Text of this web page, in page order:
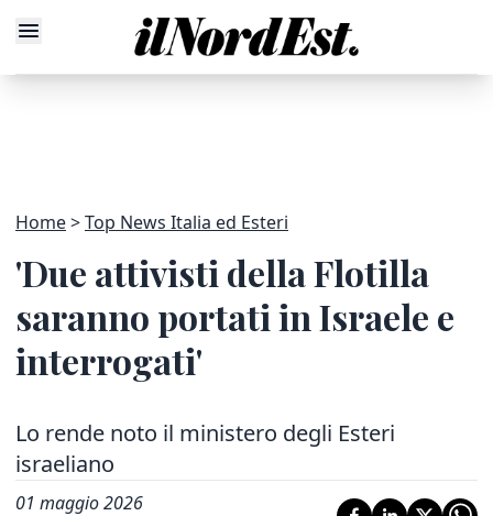
Home Top News Italia ed Esteri
'Due attivisti della Flotilla
saranno portati in Israele e
interrogati'
Lo rende noto il ministero degli Esteri
israeliano
01 maggio 2026